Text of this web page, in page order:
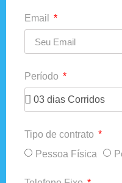
Email
Período
Tipo de contrato
Pessoa Física